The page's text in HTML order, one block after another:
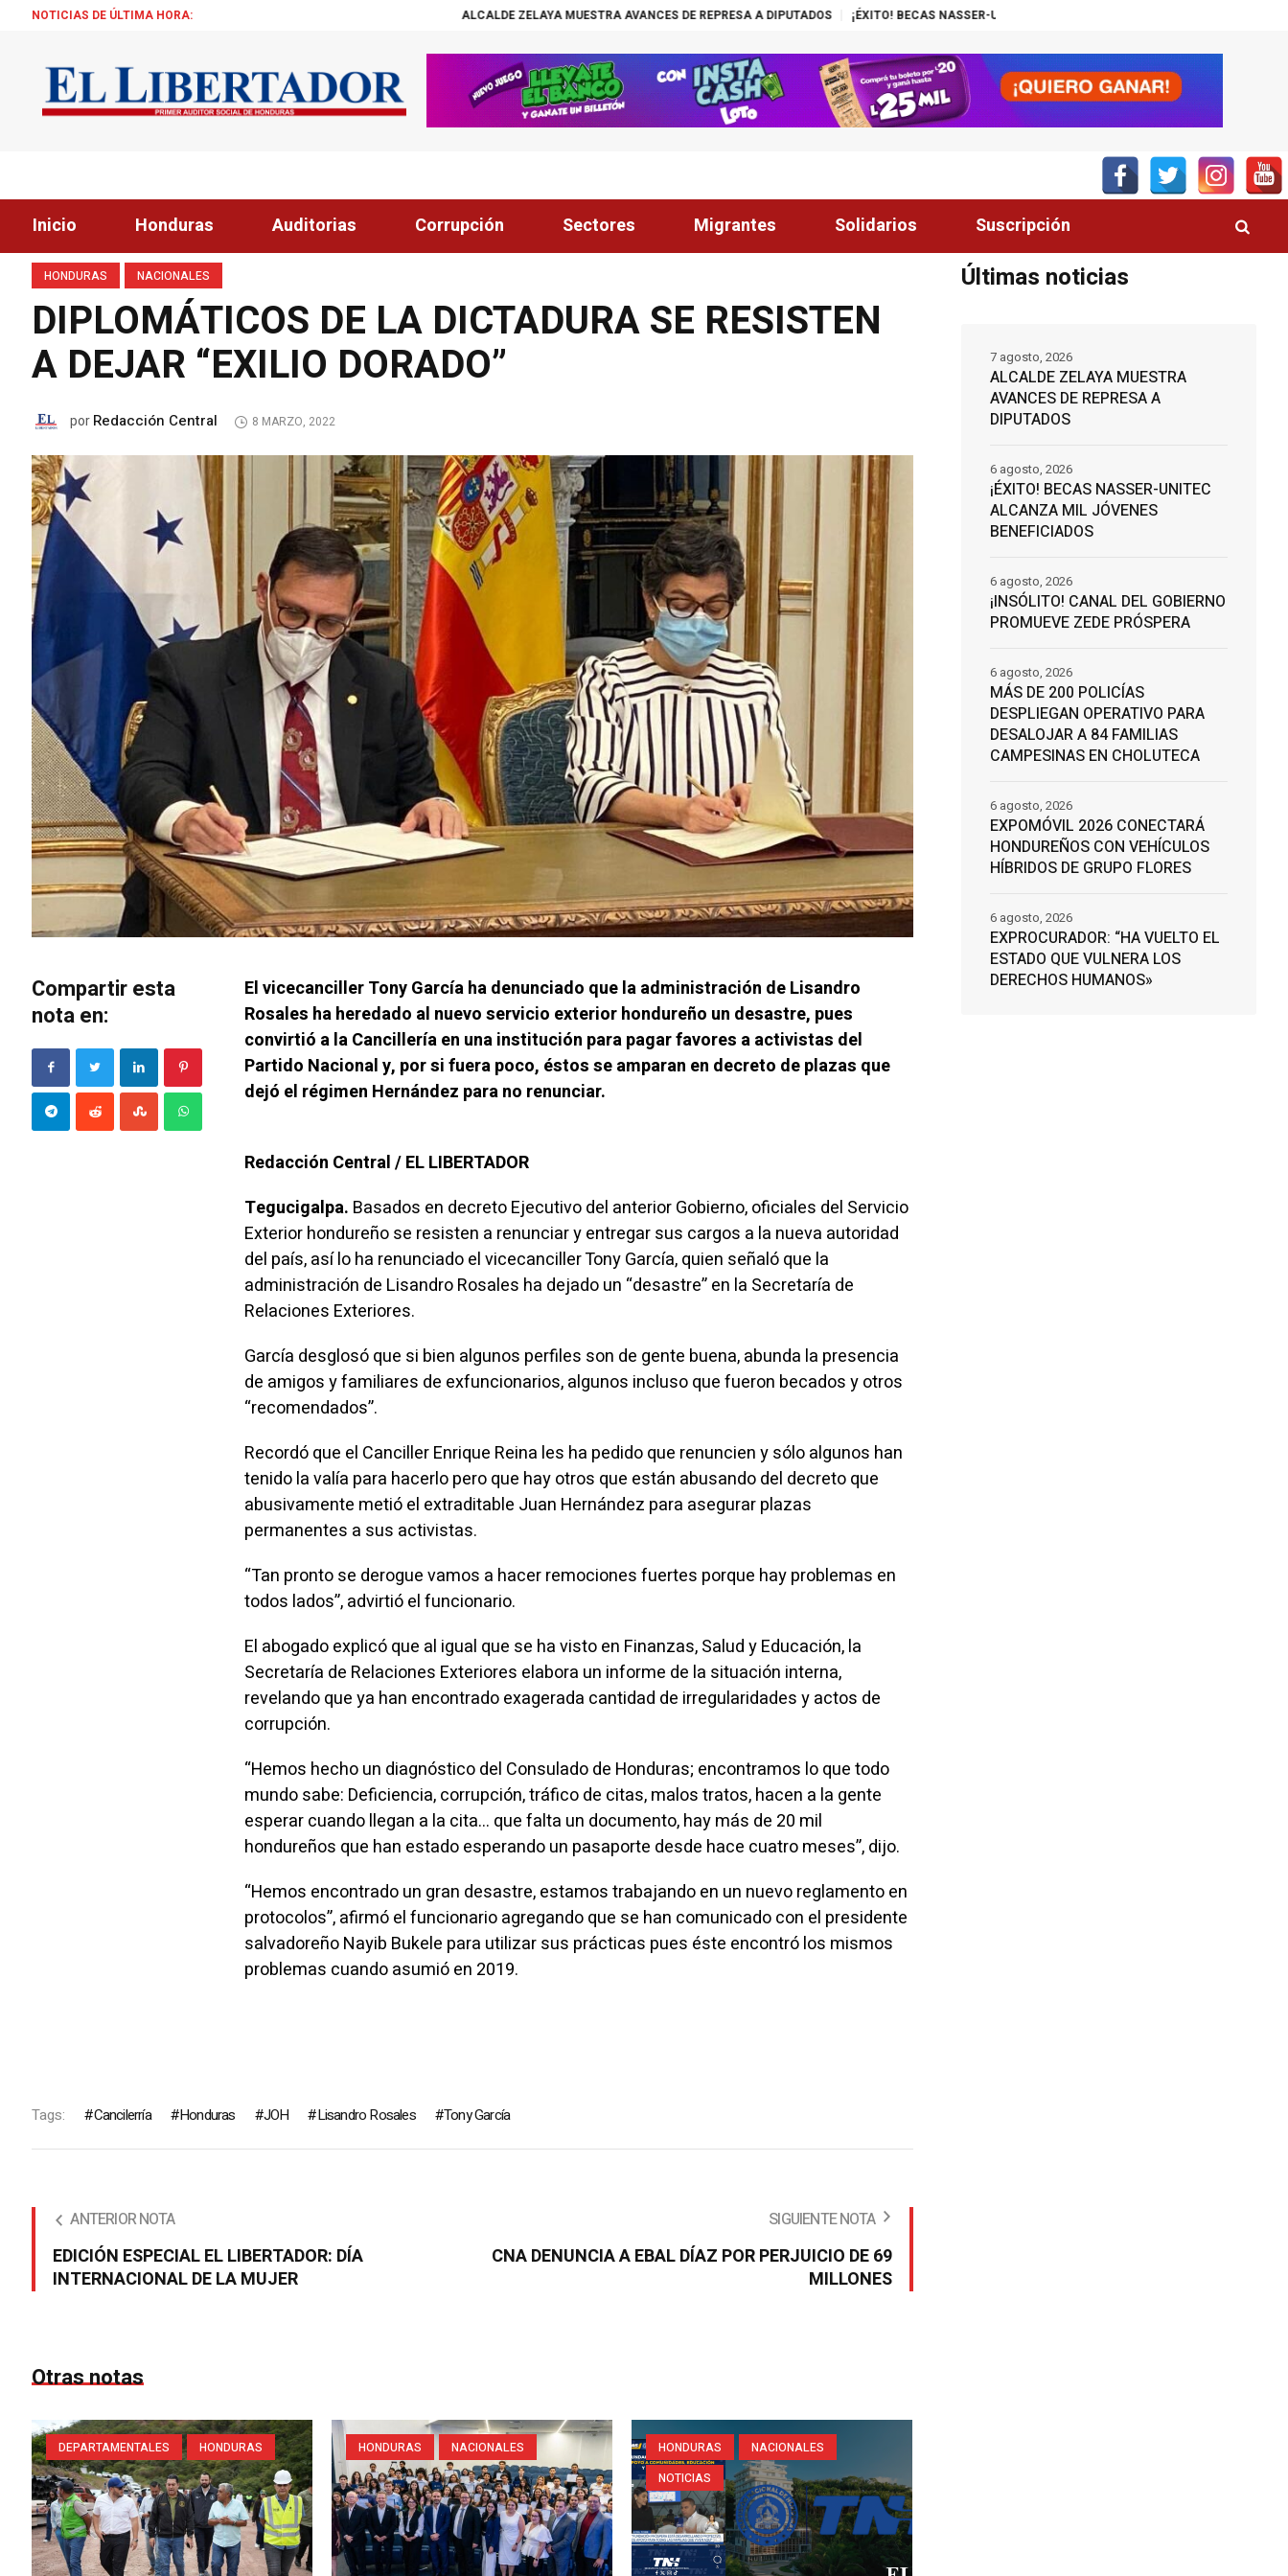
NOTICIAS DE ÚLTIMA HORA: ALCALDE ZELAYA MUESTRA AVANCES DE REPRESA A DIPUTADOS ¡ÉXITO! BECAS NASSER-UNITEC ALCANZA MIL JÓVENES BENEFICIADOS
Inicio Honduras Auditorias Corrupción Sectores Migrantes Solidarios Suscripción
HONDURAS NACIONALES
DIPLOMÁTICOS DE LA DICTADURA SE RESISTEN
A DEJAR “EXILIO DORADO”
porRedacción Central 8 MARZO, 2022
Compartir esta
nota en:
El vicecanciller Tony García ha denunciado que la administración de Lisandro
Rosales ha heredado al nuevo servicio exterior hondureño un desastre, pues
convirtió a la Cancillería en una institución para pagar favores a activistas del
Partido Nacional y, por si fuera poco, éstos se amparan en decreto de plazas que
dejó el régimen Hernández para no renunciar.
Redacción Central / EL LIBERTADOR
Tegucigalpa. Basados en decreto Ejecutivo del anterior Gobierno, oficiales del Servicio
Exterior hondureño se resisten a renunciar y entregar sus cargos a la nueva autoridad
del país, así lo ha renunciado el vicecanciller Tony García, quien señaló que la
administración de Lisandro Rosales ha dejado un “desastre” en la Secretaría de
Relaciones Exteriores.
García desglosó que si bien algunos perfiles son de gente buena, abunda la presencia
de amigos y familiares de exfuncionarios, algunos incluso que fueron becados y otros
“recomendados”.
Recordó que el Canciller Enrique Reina les ha pedido que renuncien y sólo algunos han
tenido la valía para hacerlo pero que hay otros que están abusando del decreto que
abusivamente metió el extraditable Juan Hernández para asegurar plazas
permanentes a sus activistas.
“Tan pronto se derogue vamos a hacer remociones fuertes porque hay problemas en
todos lados”, advirtió el funcionario.
El abogado explicó que al igual que se ha visto en Finanzas, Salud y Educación, la
Secretaría de Relaciones Exteriores elabora un informe de la situación interna,
revelando que ya han encontrado exagerada cantidad de irregularidades y actos de
corrupción.
“Hemos hecho un diagnóstico del Consulado de Honduras; encontramos lo que todo
mundo sabe: Deficiencia, corrupción, tráfico de citas, malos tratos, hacen a la gente
esperar cuando llegan a la cita… que falta un documento, hay más de 20 mil
hondureños que han estado esperando un pasaporte desde hace cuatro meses”, dijo.
“Hemos encontrado un gran desastre, estamos trabajando en un nuevo reglamento en
protocolos”, afirmó el funcionario agregando que se han comunicado con el presidente
salvadoreño Nayib Bukele para utilizar sus prácticas pues éste encontró los mismos
problemas cuando asumió en 2019.
Tags: Cancilerría Honduras JOH Lisandro Rosales Tony García
ANTERIOR NOTA
EDICIÓN ESPECIAL EL LIBERTADOR: DÍA
INTERNACIONAL DE LA MUJER
SIGUIENTE NOTA
CNA DENUNCIA A EBAL DÍAZ POR PERJUICIO DE 69
MILLONES
Otras notas
DEPARTAMENTALES HONDURAS HONDURAS NACIONALES HONDURAS
NACIONALES
NOTICIAS
Últimas noticias
ALCALDE ZELAYA MUESTRA
AVANCES DE REPRESA A
DIPUTADOS
7 agosto, 2026
¡ÉXITO! BECAS NASSER-UNITEC
ALCANZA MIL JÓVENES
BENEFICIADOS
6 agosto, 2026
¡INSÓLITO! CANAL DEL GOBIERNO
PROMUEVE ZEDE PRÓSPERA
6 agosto, 2026
MÁS DE 200 POLICÍAS
DESPLIEGAN OPERATIVO PARA
DESALOJAR A 84 FAMILIAS
CAMPESINAS EN CHOLUTECA
6 agosto, 2026
EXPOMÓVIL 2026 CONECTARÁ
HONDUREÑOS CON VEHÍCULOS
HÍBRIDOS DE GRUPO FLORES
6 agosto, 2026
EXPROCURADOR: “HA VUELTO EL
ESTADO QUE VULNERA LOS
DERECHOS HUMANOS»
6 agosto, 2026